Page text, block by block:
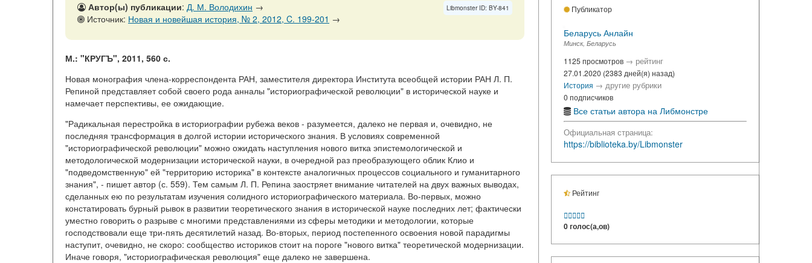
Libmonster ID: BY-841
Автор(ы) публикации: Д. М. Володихин →
Источник: Новая и новейшая история, № 2, 2012, C. 199-201 →
М.: "КРУГЪ", 2011, 560 с.
Новая монография члена-корреспондента РАН, заместителя директора Института всеобщей истории РАН Л. П.
Репиной представляет собой своего рода анналы "историографической революции" в исторической науке и
намечает перспективы, ее ожидающие.
"Радикальная перестройка в историографии рубежа веков - разумеется, далеко не первая и, очевидно, не
последняя трансформация в долгой истории исторического знания. В условиях современной
"историографической революции" можно ожидать наступления нового витка эпистемологической и
методологической модернизации исторической науки, в очередной раз преобразующего облик Клио и
"подведомственную" ей "территорию историка" в контексте аналогичных процессов социального и гуманитарного
знания", - пишет автор (с. 559). Тем самым Л. П. Репина заостряет внимание читателей на двух важных выводах,
сделанных ею по результатам изучения солидного историографического материала. Во-первых, можно
констатировать бурный рывок в развитии теоретического знания в исторической науке последних лет; фактически
уместно говорить о разрыве с многими представлениями из сферы методики и методологии, которые
господствовали еще три-пять десятилетий назад. Во-вторых, период постепенного освоения новой парадигмы
наступит, очевидно, не скоро: сообщество историков стоит на пороге "нового витка" теоретической модернизации.
Иначе говоря, "историографическая революция" еще далеко не завершена.
Публикатор
Беларусь Анлайн
Минск, Беларусь
1125 просмотров → рейтинг
27.01.2020 (2383 дней(я) назад)
История → другие рубрики
0 подписчиков
Все статьи автора на Либмонстре
Официальная страница:
https://biblioteka.by/Libmonster
Рейтинг

0 голос(а,ов)